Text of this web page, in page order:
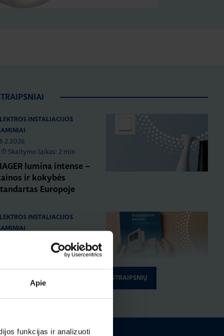
Apie
funkcijas ir analizuoti
INSTALIACIJOS
Skaitymo laikas: 2 min
lumina intense –
ir kokybės
Europoje
INSTALIACIJOS
Skaitymo laikas: 1 min
sistemų katalogas
RODYTI DAUGIAU STRAIPSNIŲ